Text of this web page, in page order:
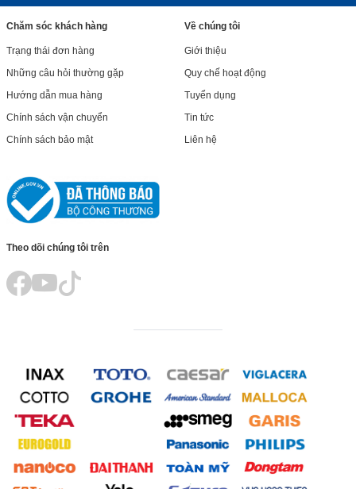
Chăm sóc khách hàng
Trạng thái đơn hàng
Những câu hỏi thường gặp
Hướng dẫn mua hàng
Chính sách vận chuyển
Chính sách bảo mật
Về chúng tôi
Giới thiệu
Quy chế hoạt động
Tuyển dụng
Tin tức
Liên hệ
Theo dõi chúng tôi trên